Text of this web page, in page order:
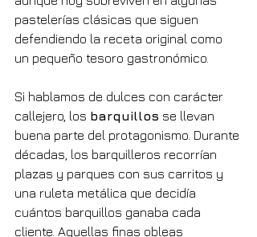
pastelerías clásicas que siguen
defendiendo la receta original como
un pequeño tesoro gastronómico.
Si hablamos de dulces con carácter
callejero, los barquillos se llevan
buena parte del protagonismo. Durante
décadas, los barquilleros recorrían
plazas y parques con sus carritos y
una ruleta metálica que decidía
cuántos barquillos ganaba cada
cliente. Aquellas finas obleas